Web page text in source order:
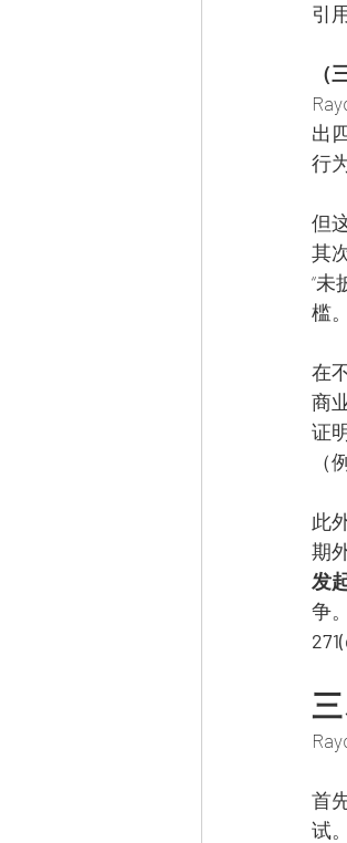
引
（
出
行
但
其
“未
槛。
在
商
证
（
此
期
发
争
首
试